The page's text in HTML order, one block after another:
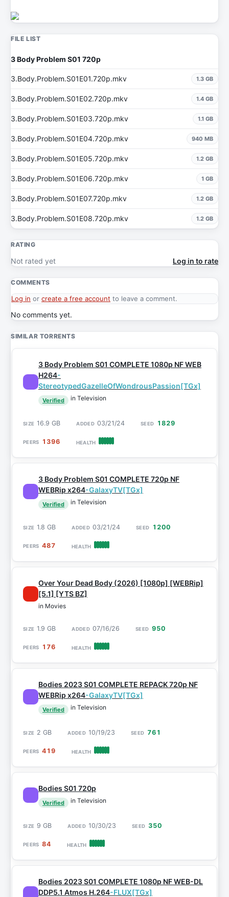
FILE LIST
3 Body Problem S01 720p
3.Body.Problem.S01E01.720p.mkv 1.3 GB
3.Body.Problem.S01E02.720p.mkv 1.4 GB
3.Body.Problem.S01E03.720p.mkv 1.1 GB
3.Body.Problem.S01E04.720p.mkv 940 MB
3.Body.Problem.S01E05.720p.mkv 1.2 GB
3.Body.Problem.S01E06.720p.mkv 1 GB
3.Body.Problem.S01E07.720p.mkv 1.2 GB
3.Body.Problem.S01E08.720p.mkv 1.2 GB
RATING
Not rated yet Log in to rate
COMMENTS
Log in or create a free account to leave a comment.
No comments yet.
SIMILAR TORRENTS
3 Body Problem S01 COMPLETE 1080p NF WEB
H264-
StereotypedGazelleOfWondrousPassion[TGx]
Verified in Television
16.9 GB 03/21/24 1829
1396
3 Body Problem S01 COMPLETE 720p NF
WEBRip x264-GalaxyTV[TGx]
Verified in Television
1.8 GB 03/21/24 1200
487
Over Your Dead Body (2026) [1080p] [WEBRip]
[5.1] [YTS BZ]
in Movies
1.9 GB 07/16/26 950
176
Bodies 2023 S01 COMPLETE REPACK 720p NF
WEBRip x264-GalaxyTV[TGx]
Verified in Television
2 GB 10/19/23 761
419
Bodies S01 720p
Verified in Television
9 GB 10/30/23 350
84
Bodies 2023 S01 COMPLETE 1080p NF WEB-DL
DDP5.1 Atmos H.264-FLUX[TGx]